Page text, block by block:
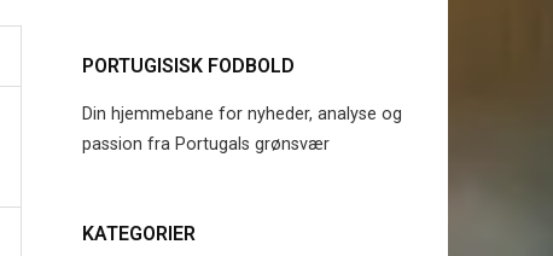
PORTUGISISK FODBOLD
Din hjemmebane for nyheder, analyse og
passion fra Portugals grønsvær
KATEGORIER